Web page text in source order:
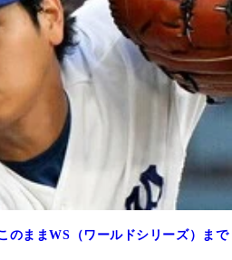
のままWS（ワールドシリーズ）まで